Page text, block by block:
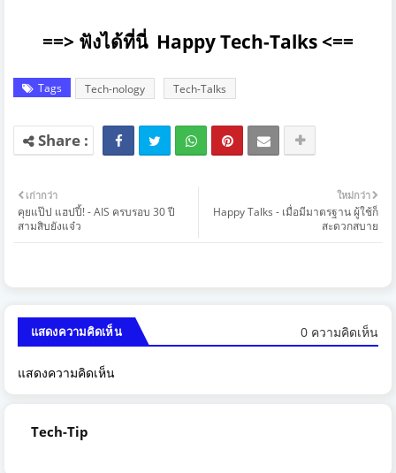
==> ฟังได้ที่นี่ Happy Tech-Talks <==
Tags Tech-nology Tech-Talks
ใหม่กว่า
Happy Talks - เมื่อมีมาตรฐาน ผู้ใช้ก็
สะดวกสบาย
เก่ากว่า
คุยแป๊ป แฮปปี้! - AIS ครบรอบ 30 ปี
สามสิบยังแจ๋ว
แสดงความคิดเห็น 0 ความคิดเห็น
แสดงความคิดเห็น
Tech-Tip